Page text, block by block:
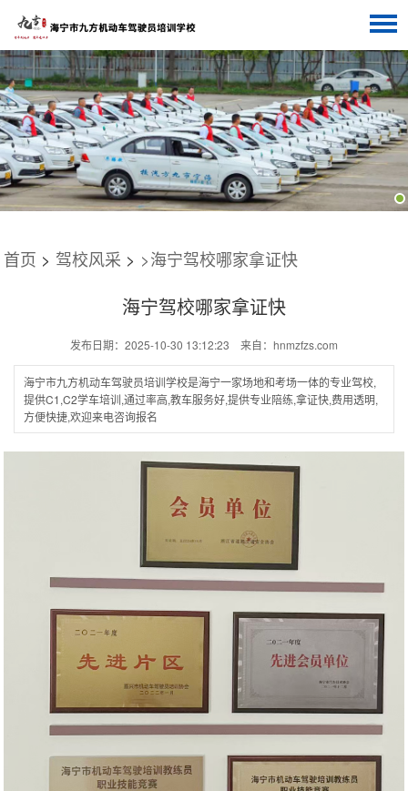
网站首页
关于我们
驾校风采
学车资讯
预约报名
首页 > 驾校风采 > >海宁驾校哪家拿证快
海宁驾校哪家拿证快
发布日期：2025-10-30 13:12:23 来自：hnmzfzs.com
海宁市九方机动车驾驶员培训学校是海宁一家场地和考场一体的专业驾校,
提供C1,C2学车培训,通过率高,教车服务好,提供专业陪练,拿证快,费用透明,
方便快捷,欢迎来电咨询报名